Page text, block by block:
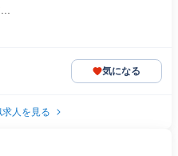
気になる
人を見る